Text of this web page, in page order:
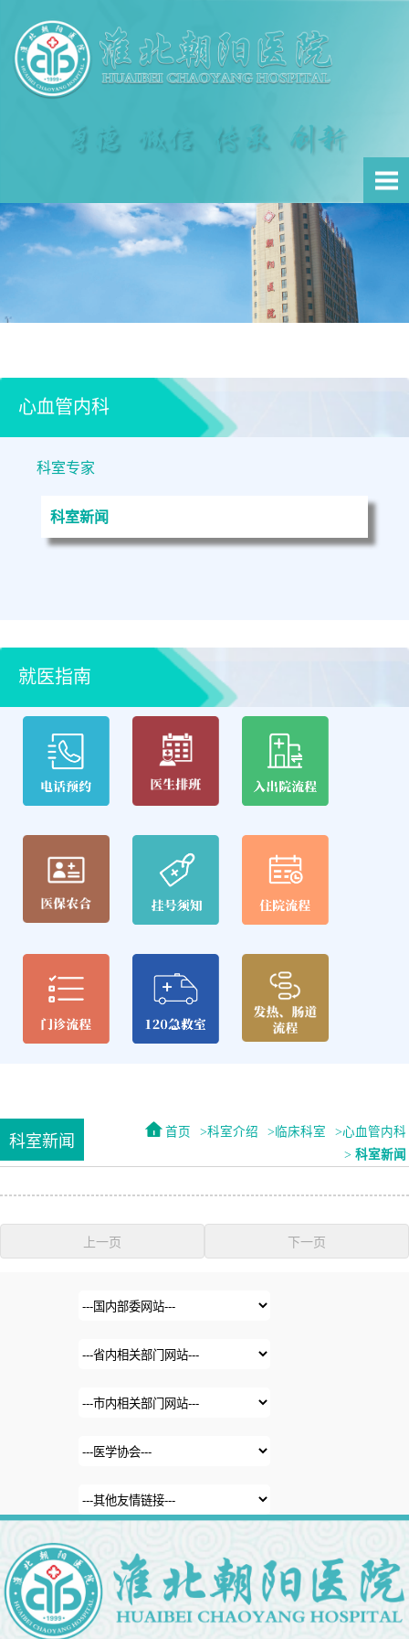
心血管内科
科室专家
科室新闻
就医指南
科室新闻
首页 科室介绍 临床科室
心血管内科
科室新闻
上一页 下一页